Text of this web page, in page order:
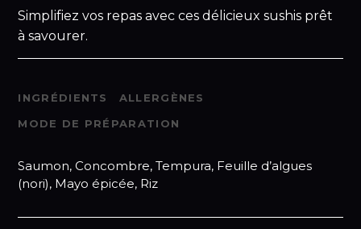
Simplifiez vos repas avec ces délicieux sushis prêt
à savourer.
INGRÉDIENTS
ALLERGÈNES
MODE DE PRÉPARATION
Saumon, Concombre, Tempura, Feuille d’algues
(nori), Mayo épicée, Riz